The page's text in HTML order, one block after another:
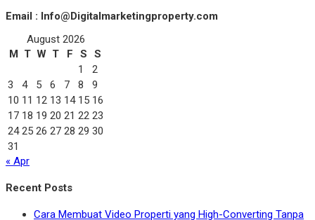
Email : Info@Digitalmarketingproperty.com
August 2026
M T W T F S
S
1
2
3
4 5 6 7 8
9
10 11 12 13 14 15 16
17 18 19 20 21 22 23
24 25 26 27 28 29 30
31
« Apr
Recent Posts
Cara Membuat Video Properti yang High-Converting Tanpa